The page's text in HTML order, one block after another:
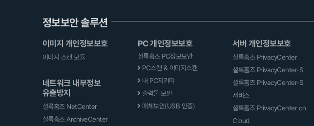
정보보안 솔루션
이미지 개인정보보호
이미지 스캔 모듈
네트워크 내부정보
유출방지
셜록홈즈 NetCenter
셜록홈즈 ArchiveCenter
PC 개인정보보호
셜록홈즈 PC정보보안
PC스캔 & 이미지스캔
내 PC지키미
출력물 보안
매체보안(USB 인증)
서버 개인정보보호
셜록홈즈 PrivacyCenter
셜록홈즈 PrivacyCenter-S
셜록홈즈 PrivacyCenter-S
서비스
셜록홈즈 PrivacyCenter on
Cloud